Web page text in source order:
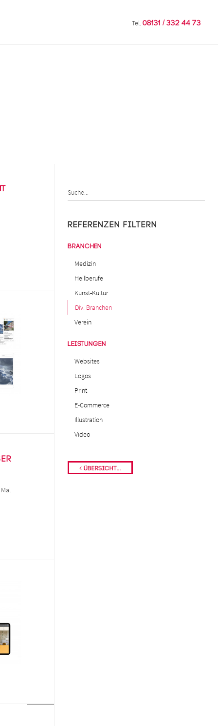
Tel. 08131 / 332 44 73
Referenzen filtern
Branchen
Medizin
Heilberufe
Kunst-Kultur
Div. Branchen
Verein
Leistungen
Websites
Logos
Print
E-Commerce
Illustration
Video
Übersicht...